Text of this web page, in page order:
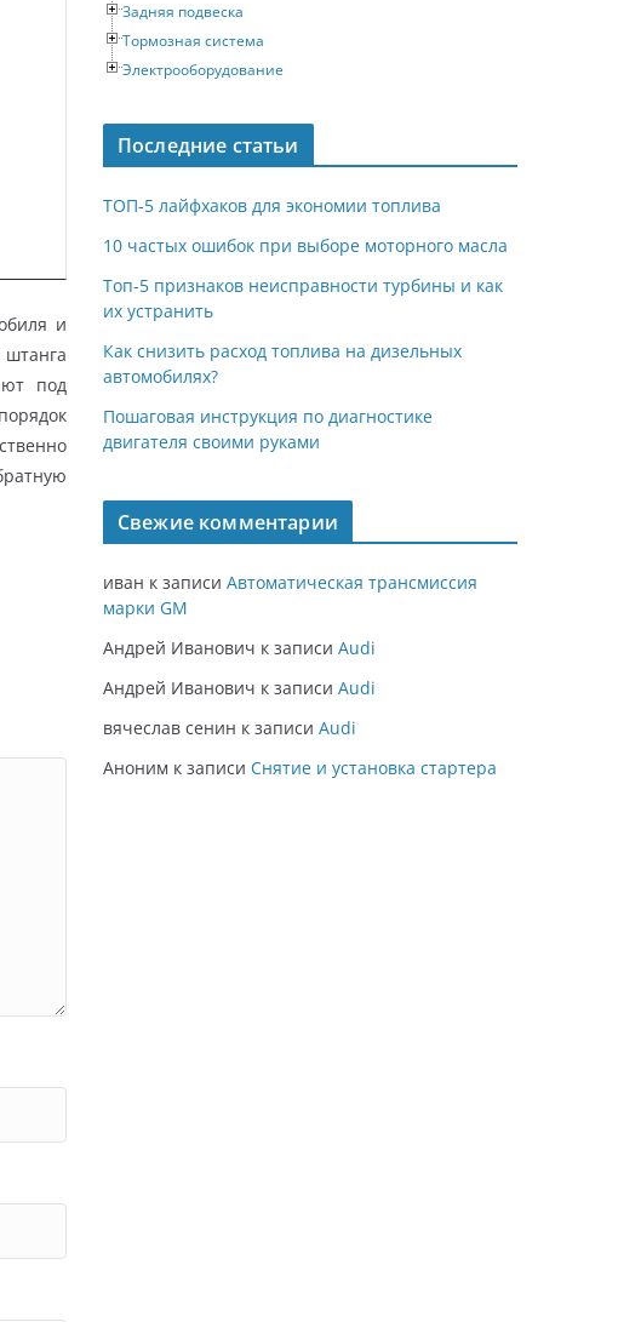
и
под
Задняя подвеска
Тормозная система
Электрооборудование
Последние статьи
ТОП-5 лайфхаков для экономии топлива
10 частых ошибок при выборе моторного масла
Топ-5 признаков неисправности турбины и как
их устранить
Как снизить расход топлива на дизельных
автомобилях?
Пошаговая инструкция по диагностике
двигателя своими руками
Свежие комментарии
иван к записи Автоматическая трансмиссия
марки GM
Андрей Иванович к записи Audi
Андрей Иванович к записи Audi
вячеслав сенин к записи Audi
Аноним к записи Снятие и установка стартера